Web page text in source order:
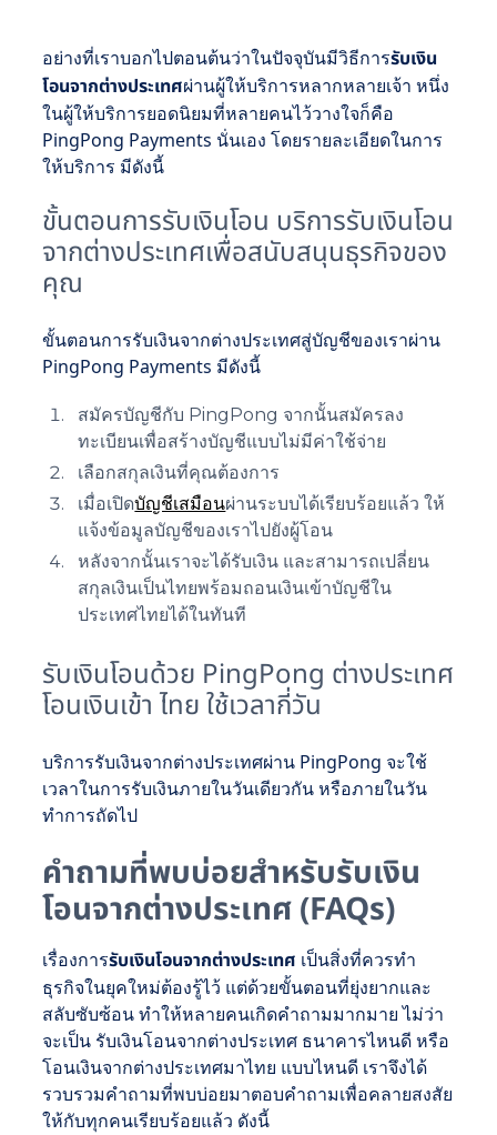
อย่างที่เราบอกไปตอนต้นว่าในปัจจุบันมีวิธีการรับเงิน
โอนจากต่างประเทศผ่านผู้ให้บริการหลากหลายเจ้า หนึ่ง
ในผู้ให้บริการยอดนิยมที่หลายคนไว้วางใจก็คือ
PingPong Payments นั่นเอง โดยรายละเอียดในการ
ให้บริการ มีดังนี้
ขั้นตอนการรับเงินโอน บริการรับเงินโอน
จากต่างประเทศเพื่อสนับสนุนธุรกิจของ
คุณ
ขั้นตอนการรับเงินจากต่างประเทศสู่บัญชีของเราผ่าน
PingPong Payments มีดังนี้
สมัครบัญชีกับ PingPong จากนั้นสมัครลง
ทะเบียนเพื่อสร้างบัญชีแบบไม่มีค่าใช้จ่าย
เลือกสกุลเงินที่คุณต้องการ
เมื่อเปิดบัญชีเสมือนผ่านระบบได้เรียบร้อยแล้ว ให้
แจ้งข้อมูลบัญชีของเราไปยังผู้โอน
หลังจากนั้นเราจะได้รับเงิน และสามารถเปลี่ยน
สกุลเงินเป็นไทยพร้อมถอนเงินเข้าบัญชีใน
ประเทศไทยได้ในทันที
รับเงินโอนด้วย PingPong ต่างประเทศ
โอนเงินเข้า ไทย ใช้เวลากี่วัน
บริการรับเงินจากต่างประเทศผ่าน PingPong จะใช้
เวลาในการรับเงินภายในวันเดียวกัน หรือภายในวัน
ทำการถัดไป
คำถามที่พบบ่อยสำหรับรับเงิน
โอนจากต่างประเทศ (FAQs)
เรื่องการรับเงินโอนจากต่างประเทศ เป็นสิ่งที่ควรทำ
ธุรกิจในยุคใหม่ต้องรู้ไว้ แต่ด้วยขั้นตอนที่ยุ่งยากและ
สลับซับซ้อน ทำให้หลายคนเกิดคำถามมากมาย ไม่ว่า
จะเป็น รับเงินโอนจากต่างประเทศ ธนาคารไหนดี หรือ
โอนเงินจากต่างประเทศมาไทย แบบไหนดี เราจึงได้
รวบรวมคำถามที่พบบ่อยมาตอบคำถามเพื่อคลายสงสัย
ให้กับทุกคนเรียบร้อยแล้ว ดังนี้